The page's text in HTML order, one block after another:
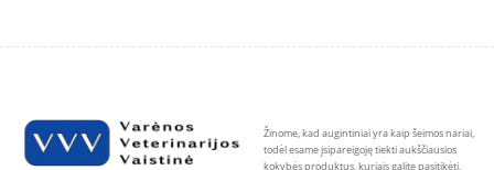
Žinome, kad augintiniai yra kaip šeimos nariai,
todėl esame įsipareigoję tiekti aukščiausios
kokybės produktus, kuriais galite pasitikėti.